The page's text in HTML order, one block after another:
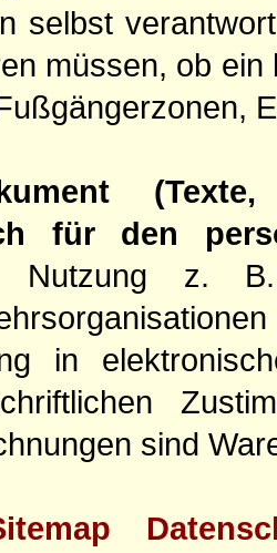
selbst
müssen, ob
für den
Nutzung z.
in
sind